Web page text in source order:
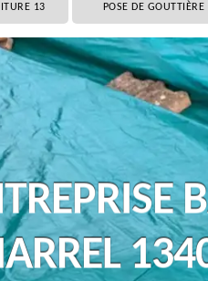
13
POSE DE GOUTTIÈRE